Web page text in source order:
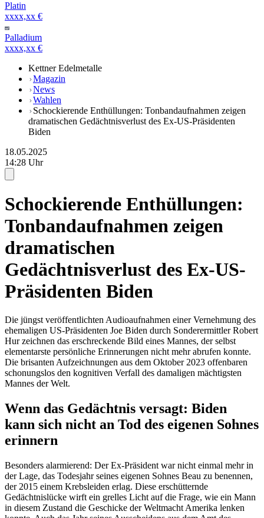
Platin
xxxx,xx €
Palladium
xxxx,xx €
Kettner Edelmetalle
Magazin
News
Wahlen
Schockierende Enthüllungen: Tonbandaufnahmen zeigen
dramatischen Gedächtnisverlust des Ex-US-Präsidenten
Biden
18.05.2025
14:28 Uhr
Schockierende Enthüllungen:
Tonbandaufnahmen zeigen
dramatischen
Gedächtnisverlust des Ex-US-
Präsidenten Biden
Die jüngst veröffentlichten Audioaufnahmen einer Vernehmung des
ehemaligen US-Präsidenten Joe Biden durch Sonderermittler Robert
Hur zeichnen das erschreckende Bild eines Mannes, der selbst
elementarste persönliche Erinnerungen nicht mehr abrufen konnte.
Die brisanten Aufzeichnungen aus dem Oktober 2023 offenbaren
schonungslos den kognitiven Verfall des damaligen mächtigsten
Mannes der Welt.
Wenn das Gedächtnis versagt: Biden
kann sich nicht an Tod des eigenen Sohnes
erinnern
Besonders alarmierend: Der Ex-Präsident war nicht einmal mehr in
der Lage, das Todesjahr seines eigenen Sohnes Beau zu benennen,
der 2015 einem Krebsleiden erlag. Diese erschütternde
Gedächtnislücke wirft ein grelles Licht auf die Frage, wie ein Mann
in diesem Zustand die Geschicke der Weltmacht Amerika lenken